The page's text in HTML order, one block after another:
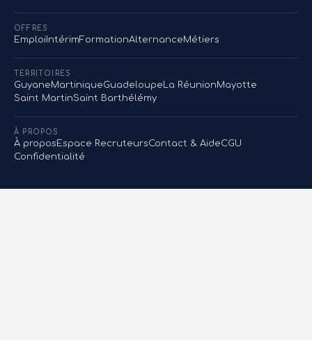
OFFRES
EmploiIntérimFormationAlternanceMétiers
TERRITOIRES
GuyaneMartiniqueGuadeloupe La RéunionMayotte
Saint MartinSaint Barthélémy
À PROPOS
À propos Espace RecruteursContact & AideCGU
Confidentialité